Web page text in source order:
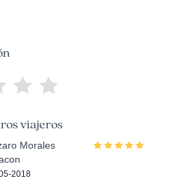
viajeros
Morales
2018